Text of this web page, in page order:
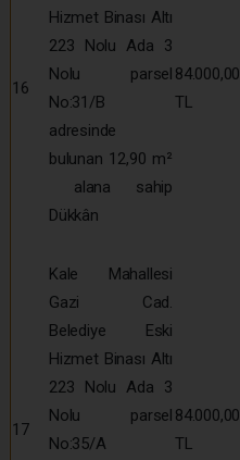
16
Hizmet Binası Altı
223 Nolu Ada 3
Nolu parsel
No:31/B
adresinde
bulunan 12,90 m²
alana sahip
Dükkân
84.000,00
TL
17
Kale Mahallesi
Gazi Cad.
Belediye Eski
Hizmet Binası Altı
223 Nolu Ada 3
Nolu parsel
No:35/A
84.000,00
TL